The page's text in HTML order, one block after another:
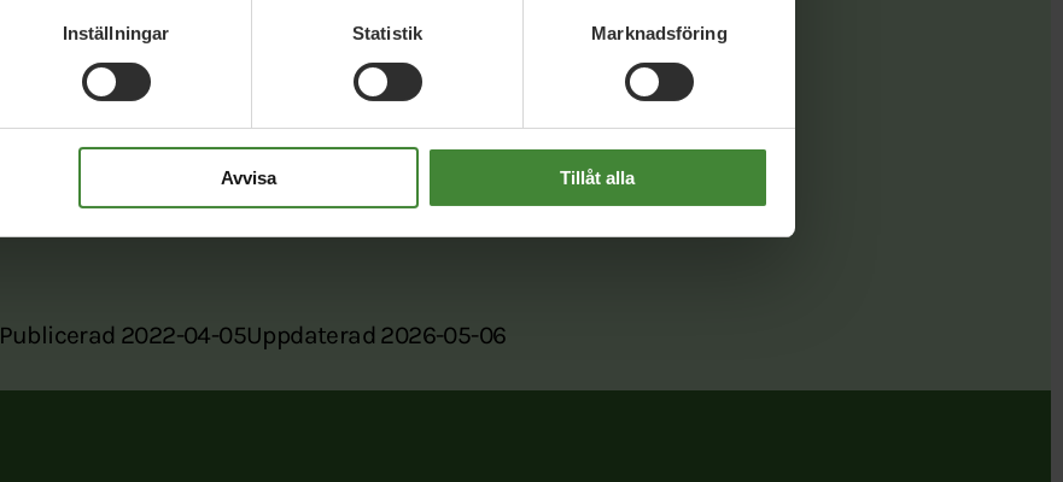
Inställningar Statistik Marknadsföring
Avvisa Tillåt alla
Dela denna sida och hjälp oss
attsprida vårt budskap
Twitter E-post
Publicerad 2022-04-05Uppdaterad 2026-05-06